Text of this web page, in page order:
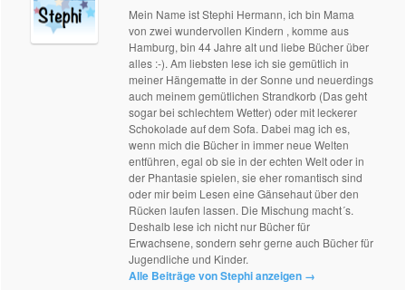
Mein Name ist Stephi Hermann, ich bin Mama
von zwei wundervollen Kindern , komme aus
Hamburg, bin 44 Jahre alt und liebe Bücher über
alles :-). Am liebsten lese ich sie gemütlich in
meiner Hängematte in der Sonne und neuerdings
auch meinem gemütlichen Strandkorb (Das geht
sogar bei schlechtem Wetter) oder mit leckerer
Schokolade auf dem Sofa. Dabei mag ich es,
wenn mich die Bücher in immer neue Welten
entführen, egal ob sie in der echten Welt oder in
der Phantasie spielen, sie eher romantisch sind
oder mir beim Lesen eine Gänsehaut über den
Rücken laufen lassen. Die Mischung macht´s.
Deshalb lese ich nicht nur Bücher für
Erwachsene, sondern sehr gerne auch Bücher für
Jugendliche und Kinder.
Alle Beiträge von Stephi anzeigen →